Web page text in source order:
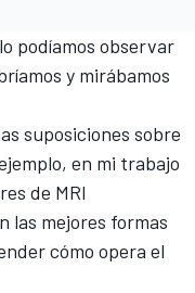
podíamos observar
y mirábamos
suposiciones sobre
en mi trabajo
de MRI
las mejores formas
cómo opera el